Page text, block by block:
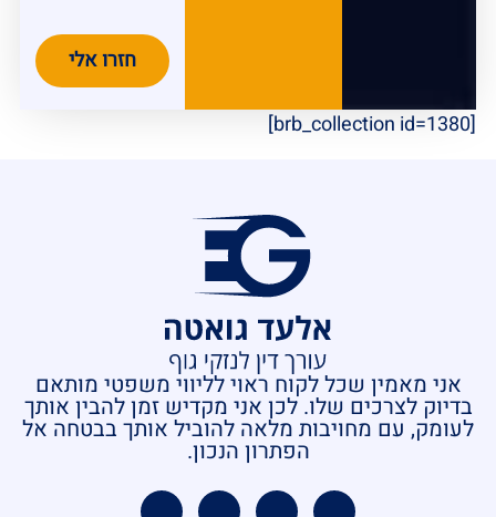
חזרו אלי
[brb_collection id=1380]
אני מאמין שכל לקוח ראוי לליווי משפטי מותאם
בדיוק לצרכים שלו. לכן אני מקדיש זמן להבין אותך
לעומק, עם מחויבות מלאה להוביל אותך בבטחה אל
הפתרון הנכון.